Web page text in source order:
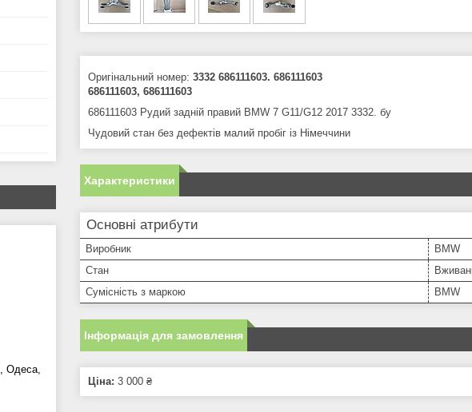
Оригінальний номер: 3332 686111603. 686111603
686111603, 686111603
686111603 Рудий задній правий BMW 7 G11/G12 2017 3332. бу
Чудовий стан без дефектів малий пробіг із Німеччини
Характеристики
Основні атрибути
Виробник
BMW
Стан
Сумісність з маркою
BMW
Інформація для замовлення
Ціна: 3 000 ₴
Одеса,